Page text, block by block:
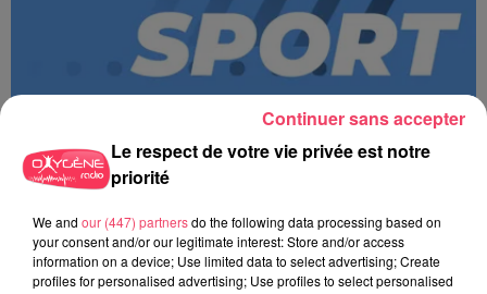
MAGSPORT MATIN 49 08/08/26
Le respect de votre vie privée est notre
priorité
We and our (447) partnersdo the following data processing based on
your consent and/or our legitimate interest: Store and/or access
information on a device; Use limited data to select advertising; Create
profiles for personalised advertising; Use profiles to select personalised
Continuer sans accepter